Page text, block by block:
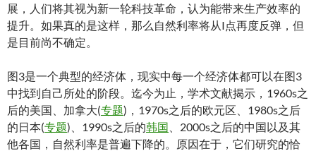
展，人们将其视为新一轮科技革命，认为能带来生产效率的
提升。如果真的是这样，那么自然利率将从I点再度反弹，但
是目前尚不确定。
图3是一个典型的经济体，现实中每一个经济体都可以在图3
中找到自己所处的阶段。迄今为止，学术文献揭示，1960s之
后的美国、加拿大(专题)，1970s之后的欧元区、1980s之后
的日本(专题)、1990s之后的韩国 、2000s之后的中国以及其
他各国，自然利率是普遍下降的。原因在于，它们研究的恰